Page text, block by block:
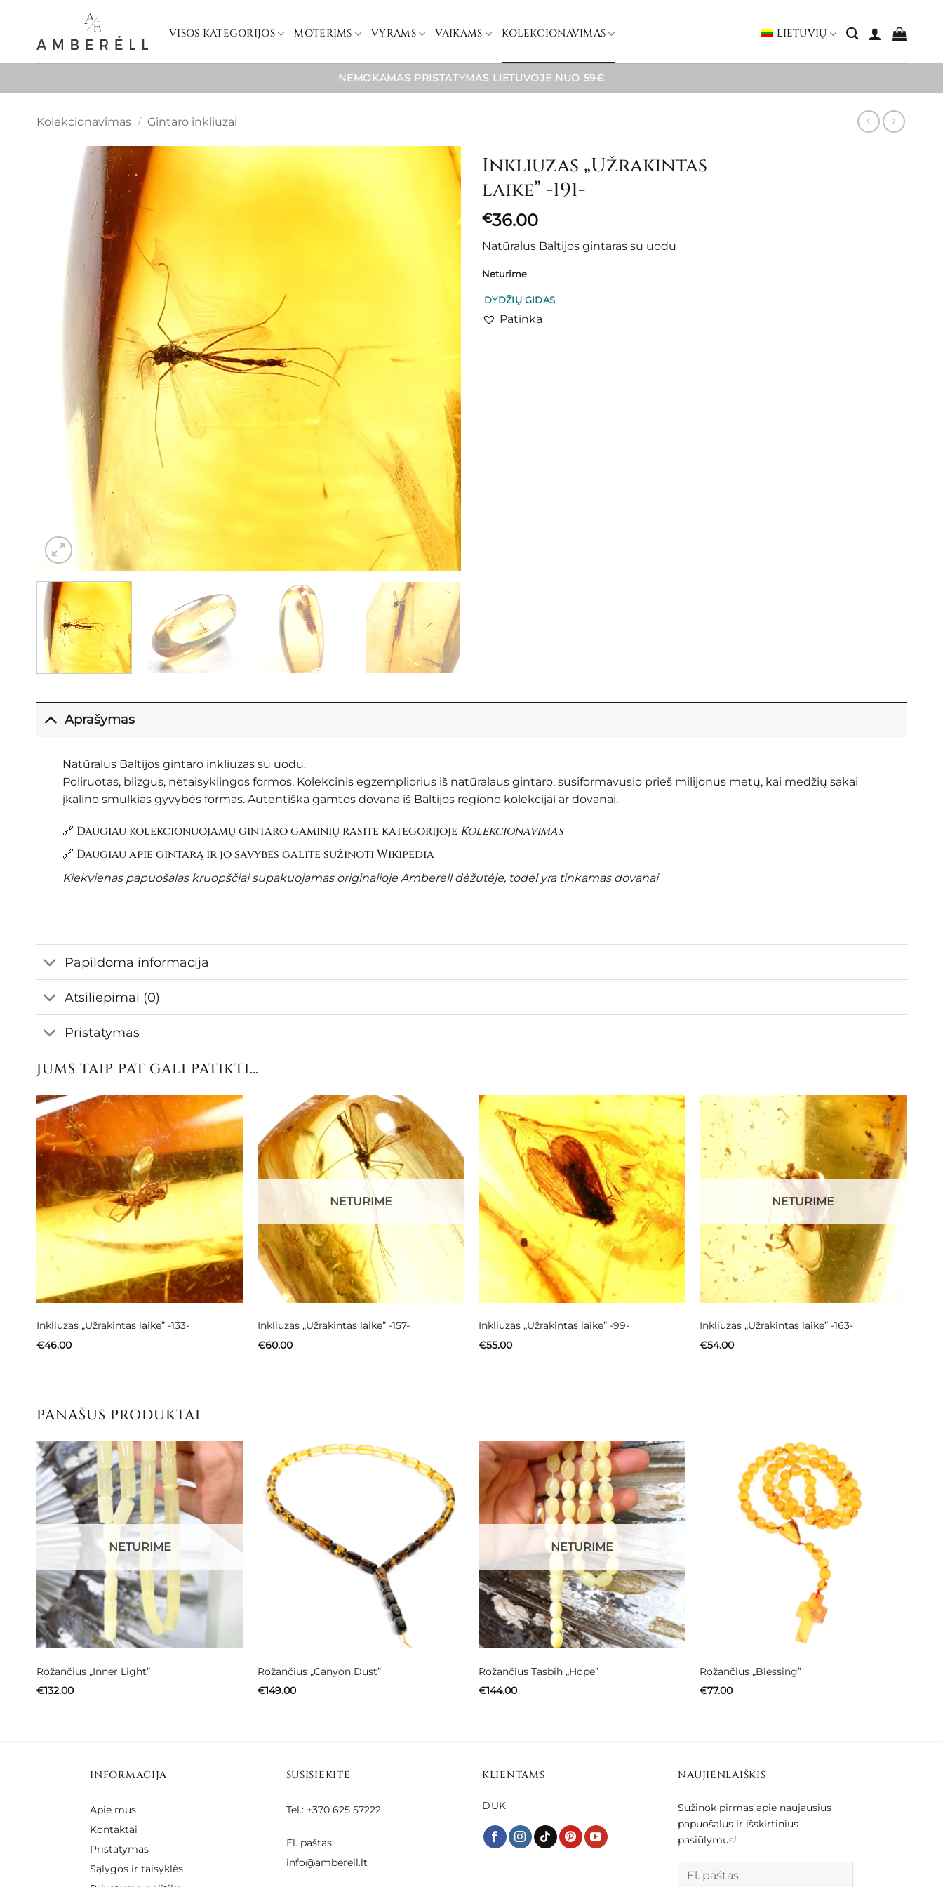
content
VISOS KATEGORIJOS MOTERIMS VYRAMS VAIKAMS KOLEKCIONAVIMAS LIETUVIŲ
NEMOKAMAS PRISTATYMAS LIETUVOJE NUO 59€
Kolekcionavimas / Gintaro inkliuzai
Inkliuzas „Užrakintas
laike” -191-
€36.00
Natūralus Baltijos gintaras su uodu
Neturime
DYDŽIŲ GIDAS
Patinka
Aprašymas
Natūralus Baltijos gintaro inkliuzas su uodu.
Poliruotas, blizgus, netaisyklingos formos. Kolekcinis egzempliorius iš natūralaus gintaro, susiformavusio prieš milijonus metų, kai medžių sakai
įkalino smulkias gyvybės formas. Autentiška gamtos dovana iš Baltijos regiono kolekcijai ar dovanai.
🔗 Daugiau kolekcionuojamų gintaro gaminių rasite kategorijoje Kolekcionavimas
🔗 Daugiau apie gintarą ir jo savybes galite sužinotiWikipedia
Kiekvienas papuošalas kruopščiai supakuojamas originalioje Amberell dėžutėje, todėl yra tinkamas dovanai
Papildoma informacija
Atsiliepimai (0)
Pristatymas
JUMS TAIP PAT GALI PATIKTI…
Inkliuzas „Užrakintas laike” -133-
€46.00
NETURIME
Inkliuzas „Užrakintas laike” -157-
€60.00
Inkliuzas „Užrakintas laike” -99-
€55.00
NETURIME
Inkliuzas „Užrakintas laike” -163-
€54.00
PANAŠŪS PRODUKTAI
NETURIME
Rožančius „Inner Light”
€132.00
Rožančius „Canyon Dust”
€149.00
NETURIME
Rožančius Tasbih „Hope”
€144.00
Rožančius „Blessing”
€77.00
INFORMACIJA
Apie mus
Kontaktai
Pristatymas
Sąlygos ir taisyklės
SUSISIEKITE
Tel.: +370 625 57222
El. paštas:
info@amberell.lt
KLIENTAMS
DUK
NAUJIENLAIŠKIS
Sužinok pirmas apie naujausius
papuošalus ir išskirtinius
pasiūlymus!